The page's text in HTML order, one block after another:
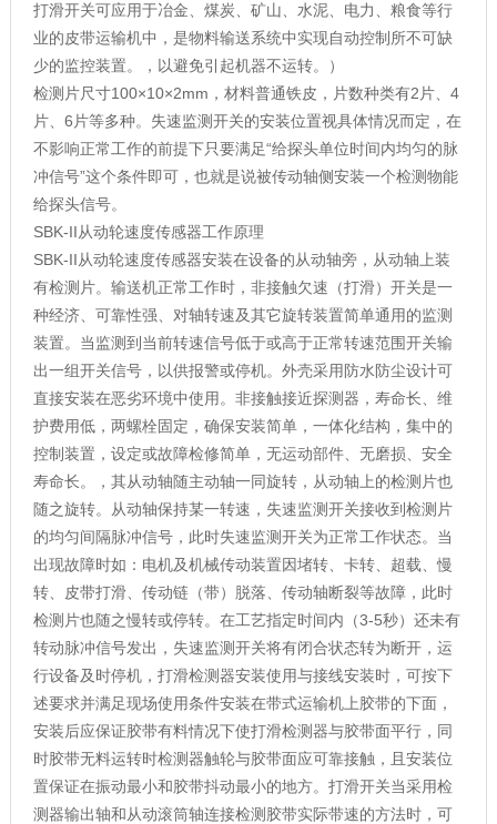
打滑开关可应用于冶金、煤炭、矿山、水泥、电力、粮食等行
业的皮带运输机中，是物料输送系统中实现自动控制所不可缺
少的监控装置。，以避免引起机器不运转。）
检测片尺寸100×10×2mm ，材料普通铁皮，片数种类有2片、 4
片、 6片等多种。失速监测开关的安装位置视具体情况而定，在
不影响正常工作的前提下只要满足“给探头单位时间内均匀的脉
冲信号”这个条件即可，也就是说被传动轴侧安装一个检测物能
给探头信号。
SBK-II从动轮速度传感器工作原理
SBK-II从动轮速度传感器安装在设备的从动轴旁，从动轴上装
有检测片。输送机正常工作时，非接触欠速（打滑）开关是一
种经济、可靠性强、对轴转速及其它旋转装置简单通用的监测
装置。当监测到当前转速信号低于或高于正常转速范围开关输
出一组开关信号，以供报警或停机。外壳采用防水防尘设计可
直接安装在恶劣环境中使用。非接触接近探测器，寿命长、维
护费用低，两螺栓固定，确保安装简单，一体化结构，集中的
控制装置，设定或故障检修简单，无运动部件、无磨损、安全
寿命长。，其从动轴随主动轴一同旋转，从动轴上的检测片也
随之旋转。从动轴保持某一转速，失速监测开关接收到检测片
的均匀间隔脉冲信号，此时失速监测开关为正常工作状态。当
出现故障时如：电机及机械传动装置因堵转、卡转、超载、慢
转、皮带打滑、传动链（带）脱落、传动轴断裂等故障，此时
检测片也随之慢转或停转。在工艺指定时间内（3-5秒）还未有
转动脉冲信号发出，失速监测开关将有闭合状态转为断开，运
行设备及时停机，打滑检测器安装使用与接线安装时，可按下
述要求并满足现场使用条件安装在带式运输机上胶带的下面，
安装后应保证胶带有料情况下使打滑检测器与胶带面平行，同
时胶带无料运转时检测器触轮与胶带面应可靠接触，且安装位
置保证在振动最小和胶带抖动最小的地方。打滑开关当采用检
测器输出轴和从动滚筒轴连接检测胶带实际带速的方法时，可